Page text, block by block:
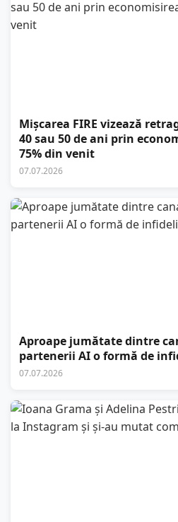
Mișcarea FIRE vizează
40 sau 50 de ani prin
75% din venit
07.07.2026
Aproape jumătate dintre
partenerii AI o formă de
07.07.2026